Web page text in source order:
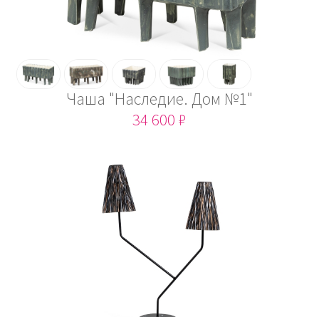
Чаша "Наследие. Дом №1"
34 600 ₽